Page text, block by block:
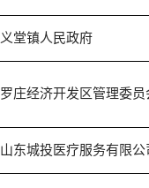
义堂镇人民政府
罗庄经济开发区管理委员
山东城投医疗服务有限公